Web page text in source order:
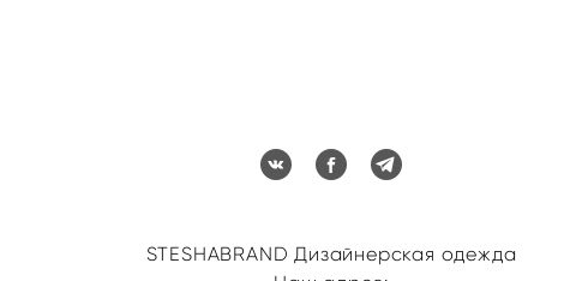
STESHABRAND Дизайнерская одежда